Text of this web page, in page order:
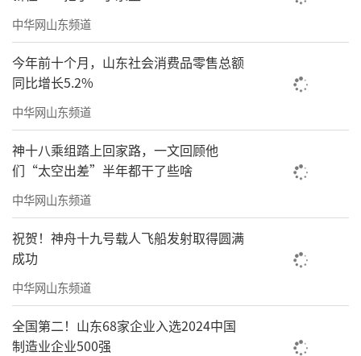
中华网山东频道
今年前十个月，山东社会消费品零售总额
同比增长5.2%
中华网山东频道
神十八乘组踏上回家路，一文回顾他
们“太空出差”半年都干了些啥
中华网山东频道
祝贺！神舟十九号载人飞船发射取得圆满
成功
中华网山东频道
全国第二！山东68家企业入选2024中国
制造业企业500强